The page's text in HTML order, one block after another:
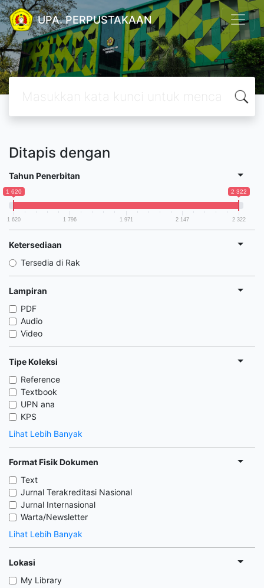
UPA. PERPUSTAKAAN
Ditapis dengan
Tahun Penerbitan
1 620 2 322
1 620 1 796 1 971 2 147 2 322
Ketersediaan
Tersedia di Rak
Lampiran
PDF
Audio
Video
Tipe Koleksi
Reference
Textbook
UPN ana
KPS
Lihat Lebih Banyak
Format Fisik Dokumen
Text
Jurnal Terakreditasi Nasional
Jurnal Internasional
Warta/Newsletter
Lihat Lebih Banyak
Lokasi
My Library